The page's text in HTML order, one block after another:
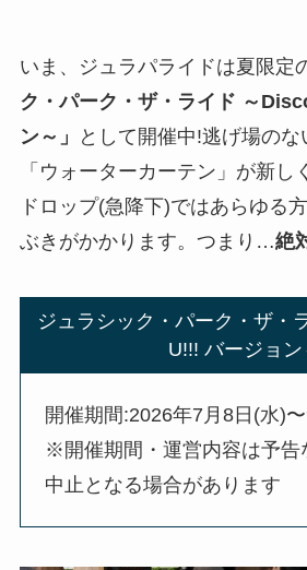
いま、ジュラパライドは夏限定
ク・パーク・ザ・ライド ～
ン～」
として開催中!逃げ場の
「ウォーターカーテン」が新し
ドロップ(急降下)ではあらゆる
ぶきがかかります。つまり…絶
ジュラシック・パーク・ザ・
U!!! バージョン
開催期間:2026年7月8日(水)
※開催期間・運営内容は予告
中止となる場合があります